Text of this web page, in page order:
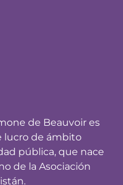
de Beauvoir es
lucro de ámbito
pública, que nace
de la Asociación